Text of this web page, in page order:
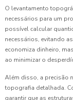
O levantamento
necessários para um
possível calcular
necessários, evitando
economiza dinheiro,
ao minimizar o
Além disso, a precisão
topografia detalhada.
garantir que as